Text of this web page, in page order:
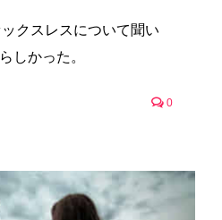
クスレスについて聞い
しかった。
0